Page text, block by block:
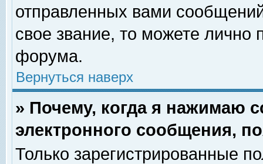
отправленных вами
свое звание, то можете лично
форума.
Вернуться наверх
» Почему, когда я нажимаю
электронного сообщения,
Только зарегистрированные